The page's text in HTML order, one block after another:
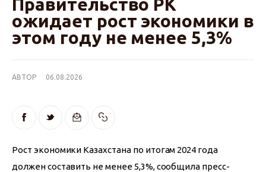
Правительство РК
ожидает рост экономики в
этом году не менее 5,3%
АВТОР 06.08.2026
Рост экономики Казахстана по итогам 2024 года
должен составить не менее 5,3%, сообщила пресс-